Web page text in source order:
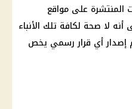
المنتشرة على مواقع
لا صحة لكافة تلك الأنباء
إصدار أي قرار رسمي يخص